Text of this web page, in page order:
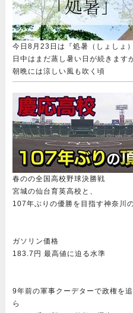
今日8月23日は『処暑（しょしょ）
日中はまだ蒸し暑い日が続きます
朝晩には涼しい風も吹く頃
春のの全国高校野球決勝戦
宮城の仙台育英高校と、
107年ぶりの優勝を目指す神奈川
ガソリン価格
183.7円 最高値に迫る水準
9年前の軍事クーデターで政権を
ら